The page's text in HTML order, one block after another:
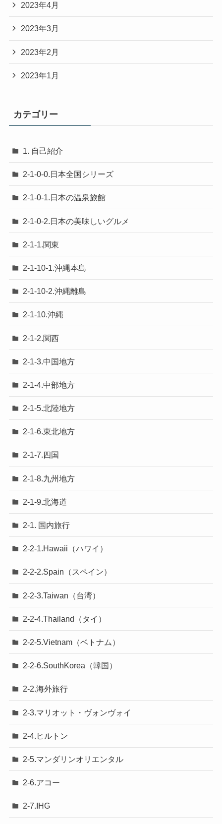
2023年4月
2023年3月
2023年2月
2023年1月
カテゴリー
1. 自己紹介
2-1-0-0.日本全国シリーズ
2-1-0-1.日本の温泉旅館
2-1-0-2.日本の美味しいグルメ
2-1-1.関東
2-1-10-1.沖縄本島
2-1-10-2.沖縄離島
2-1-10.沖縄
2-1-2.関西
2-1-3.中国地方
2-1-4.中部地方
2-1-5.北陸地方
2-1-6.東北地方
2-1-7.四国
2-1-8.九州地方
2-1-9.北海道
2-1. 国内旅行
2-2-1.Hawaii（ハワイ）
2-2-2.Spain（スペイン）
2-2-3.Taiwan（台湾）
2-2-4.Thailand（タイ）
2-2-5.Vietnam（ベトナム）
2-2-6.SouthKorea（韓国）
2-2.海外旅行
2-3.マリオット・ヴォンヴォイ
2-4.ヒルトン
2-5.マンダリンオリエンタル
2-6.アコー
2-7.IHG